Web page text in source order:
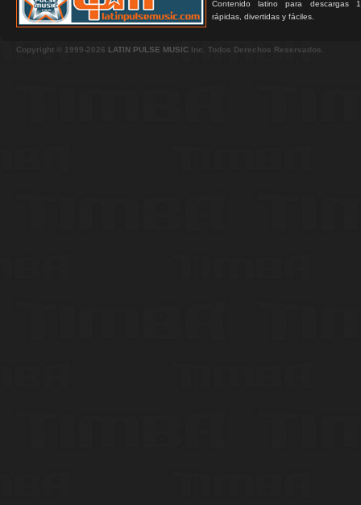
Contenido latino para descargas
rápidas, divertidas y fáciles.
Copyright © 1999-2026 LATIN PULSE MUSIC Inc. Todos Derechos Reservados.